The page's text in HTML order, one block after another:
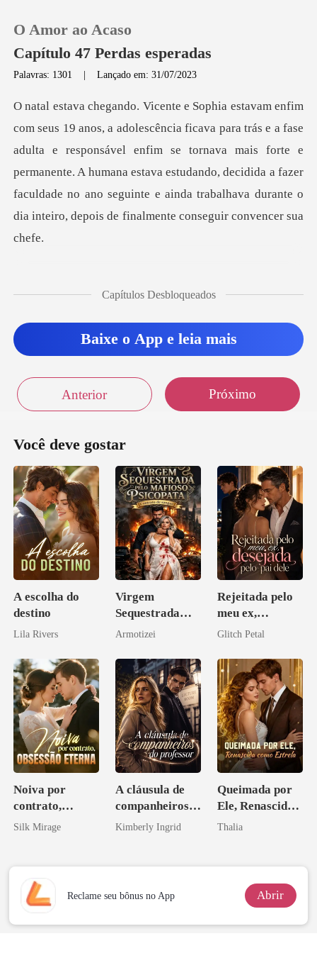
0
O Amor ao Acaso
Capítulo 47 Perdas esperadas
Palavras: 1301 |Lançado em: 31/07/2023
e
adulta e responsável enfim se tornava mais forte e
permanente. A humana estava estudando, decidida a fazer
facu
Capítulos Desbloqueados
Baixe o App e leia mais
Anterior Próximo
Você deve gostar
A escolha do
destino
Lila Rivers
Virgem
Sequestrada
pelo Mafioso
CONTRATO
DE SANGUE
Armotizei
Rejeitada pelo
meu ex,
desejada pelo
Glitch Petal
Noiva por
contrato,
obsessão eterna
Silk Mirage
A cláusula de
companheiros
do professor
Kimberly Ingrid
Queimada por
Ele, Renascida
como Estrela
Thalia
Reclame seu bônus no App Abrir